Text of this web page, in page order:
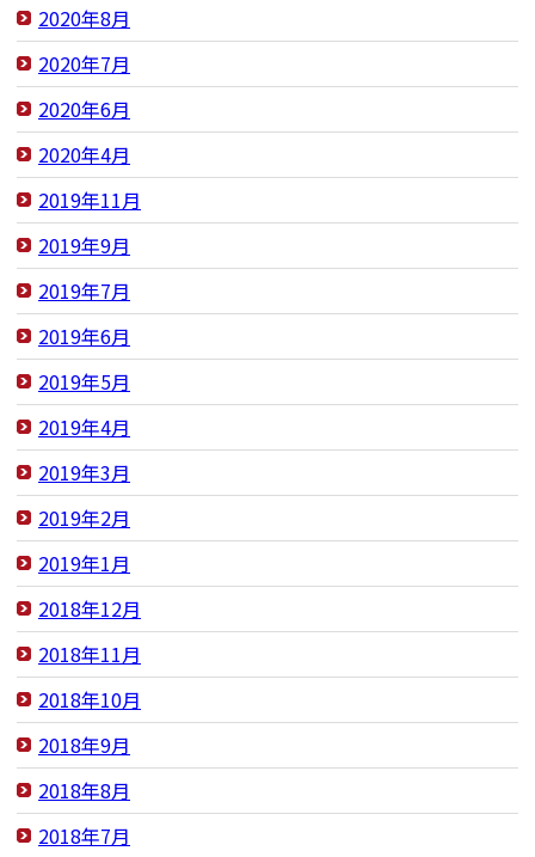
2020年8月
2020年7月
2020年6月
2020年4月
2019年11月
2019年9月
2019年7月
2019年6月
2019年5月
2019年4月
2019年3月
2019年2月
2019年1月
2018年12月
2018年11月
2018年10月
2018年9月
2018年8月
2018年7月